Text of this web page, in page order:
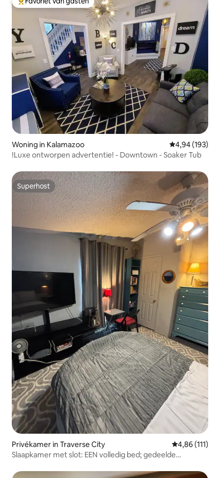
Topfavoriet van gasten
Woning in Kalamazoo Gemiddelde
4,94 (193)
!Luxe ontworpen advertentie! - Downtown - Soaker Tub
Superhost
Superhost
Privékamer in Traverse City Gemiddelde
4,86 (111)
Slaapkamer met slot: EEN volledig bed; gedeelde